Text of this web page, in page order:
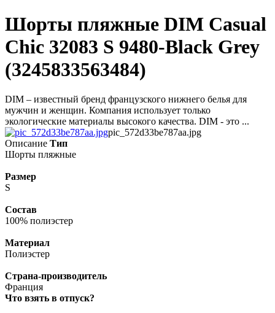
Шорты пляжные DIM Casual
Chic 32083 S 9480-Black Grey
(3245833563484)
DIM – известный бренд французского нижнего белья для
мужчин и женщин. Компания использует только
экологические материалы высокого качества. DIM - это ...
pic_572d33be787aa.jpg
Описание Тип
Шорты пляжные
Размер
S
Состав
100% полиэстер
Материал
Полиэстер
Страна-производитель
Франция
Что взять в отпуск?